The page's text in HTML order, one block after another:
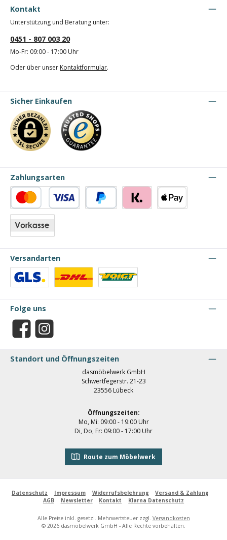
Kontakt
Unterstützung und Beratung unter:
0451 - 807 003 20
Mo-Fr: 09:00 - 17:00 Uhr
Oder über unser Kontaktformular.
Sicher Einkaufen
Zahlungsarten
Kredit- oder Debitkarte
Versandarten
Folge uns
Facebook Instagram
Standort und Öffnungszeiten
dasmöbelwerk GmbH
Schwertfegerstr. 21-23
23556 Lübeck
Öffnungszeiten:
Mo, Mi: 09:00 - 19:00 Uhr
Di, Do, Fr: 09:00 - 17:00 Uhr
Route zum Möbelwerk
Datenschutz Impressum Widerrufsbelehrung
Versand & Zahlung
AGB
Newsletter Kontakt Klarna Datenschutz
Alle Preise inkl. gesetzl. Mehrwertsteuer zzgl. Versandkosten
© 2026 dasmöbelwerk GmbH - Alle Rechte vorbehalten.